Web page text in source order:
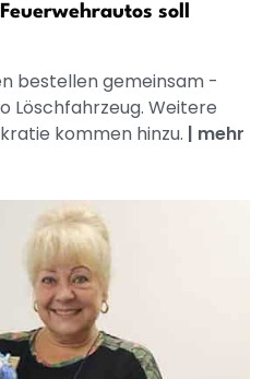
soll
bestellen gemeinsam -
Löschfahrzeug. Weitere
kommen hinzu. | mehr